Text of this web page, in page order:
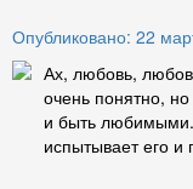
Опубликовано: 22
Ах, любовь,
очень понятно,
и быть любимыми.
испытывает его и